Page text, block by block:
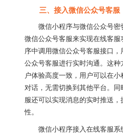
三、接入微信公众号客服
微信小程序与微信公众号密
微信公众号客服来实现在线客
序中调用微信公众号客服接口
公众号客服进行实时沟通。这
户体验高度一致，用户可以在
对话，无需切换到其他平台。
服还可以实现消息的实时推送
性。
微信小程序接入在线客服系